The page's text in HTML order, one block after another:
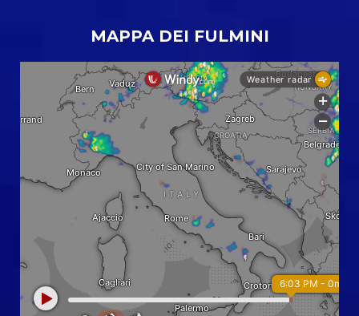
MAPPA DEI FULMINI